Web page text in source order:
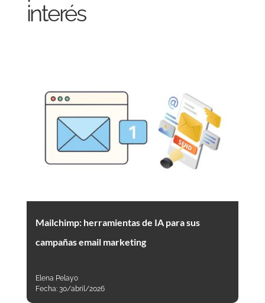
interés
Mailchimp: herramientas de IA para sus
campañas email marketing
Elena Pelayo
Fecha: 30/abril/2026